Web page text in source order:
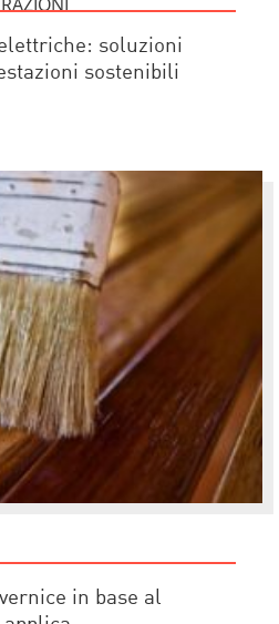
soluzioni
sostenibili
in base al